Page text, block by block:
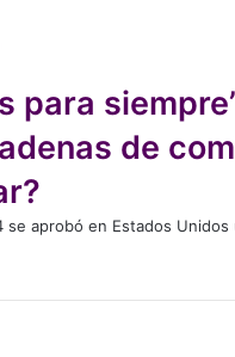
para
de
se aprobó en Estados